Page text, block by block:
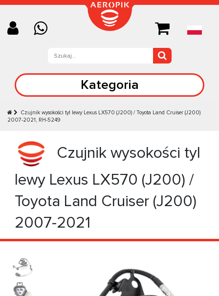
Kategoria
Czujnik wysokości tyl lewy Lexus LX570 (J200) / Toyota Land Cruiser (J200)
2007-2021, RH-5249
Czujnik wysokości tyl
lewy Lexus LX570 (J200) /
Toyota Land Cruiser (J200)
2007-2021